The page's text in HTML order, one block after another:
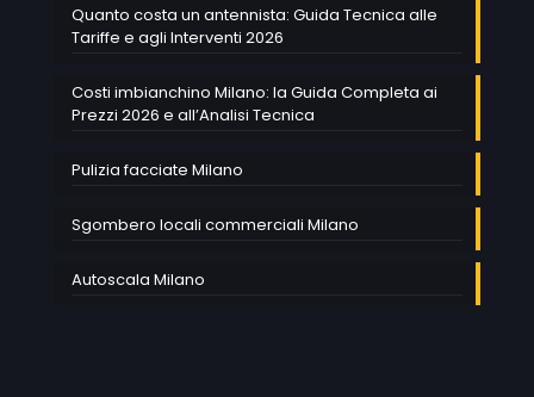
Quanto costa un antennista: Guida Tecnica alle
Tariffe e agli Interventi 2026
Costi imbianchino Milano: la Guida Completa ai
Prezzi 2026 e all’Analisi Tecnica
Pulizia facciate Milano
Sgombero locali commerciali Milano
Autoscala Milano